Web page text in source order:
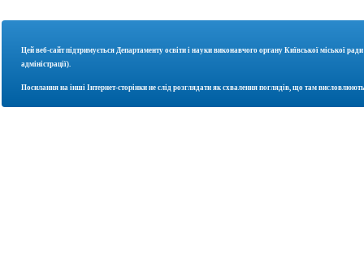
Цей веб-сайт підтримується Департаменту освіти і науки виконавчого органу Київської міської
адміністрації).
Посилання на інші Інтернет-сторінки не слід розглядати як схвалення поглядів, що там